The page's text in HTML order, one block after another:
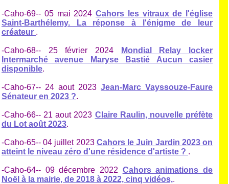
-Caho-69-- 05 mai 2024 Cahors les vitraux de l'église
Saint-Barthélemy. La réponse à l'énigme de leur
créateur .
-Caho-68-- 25 février 2024
Mondial Relay locker
Intermarché avenue Maryse Bastié Aucun casier
disponible.
-Caho-67-- 24 aout 2023 Jean-Marc Vayssouze-Faure
Sénateur en 2023 ?.
-Caho-66-- 21 aout 2023 Claire Raulin, nouvelle préfète
du Lot août 2023.
-Caho-65-- 04 juillet 2023 Cahors le Juin Jardin 2023 on
atteint le niveau zéro d'une résidence d'artiste ? .
-Caho-64-- 09 décembre 2022 Cahors animations de
Noël à la mairie, de 2018 à 2022, cinq vidéos,.